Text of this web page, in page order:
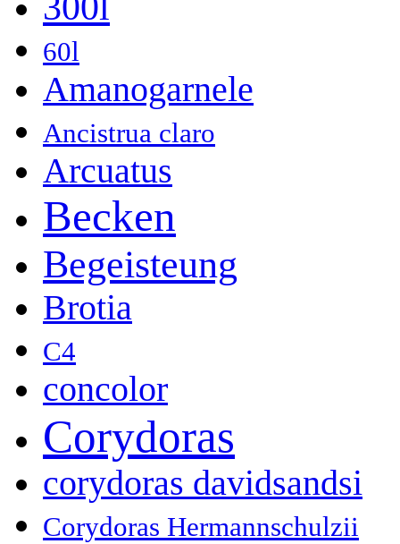
60l
Amanogarnele
Ancistrua claro
Arcuatus
Becken
Begeisteung
Brotia
C4
concolor
Corydoras
corydoras davidsandsi
Corydoras Hermannschulzii